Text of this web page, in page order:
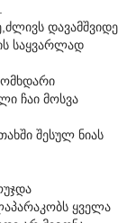
დავამშვიდე
საყვარლად
ჩაი მოსვა
შესულ ნიას
ყველა